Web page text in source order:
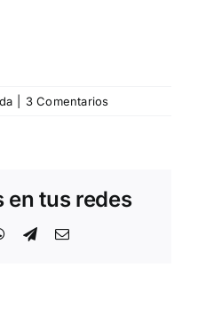
3 Comentarios
en tus redes
WhatsApp
TelegramCorreo